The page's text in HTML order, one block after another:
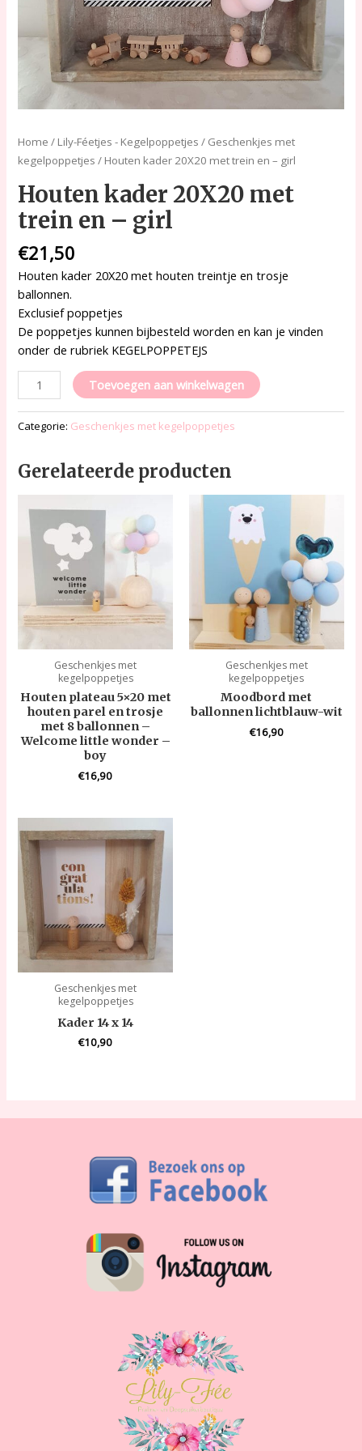
Home / Lily-Féetjes - Kegelpoppetjes / Geschenkjes met
kegelpoppetjes / Houten kader 20X20 met trein en – girl
Houten kader 20X20 met
trein en – girl
€21,50
Houten kader 20X20 met houten treintje en trosje
ballonnen.
Exclusief poppetjes
De poppetjes kunnen bijbesteld worden en kan je vinden
onder de rubriek KEGELPOPPETEJS
Toevoegen aan winkelwagen
Categorie: Geschenkjes met kegelpoppetjes
Gerelateerde producten
Geschenkjes met
kegelpoppetjes
Houten plateau 5×20 met
houten parel en trosje
met 8 ballonnen –
Welcome little wonder –
boy
€16,90
Geschenkjes met
kegelpoppetjes
Moodbord met
ballonnen lichtblauw-wit
€16,90
Geschenkjes met
kegelpoppetjes
Kader 14 x 14
€10,90